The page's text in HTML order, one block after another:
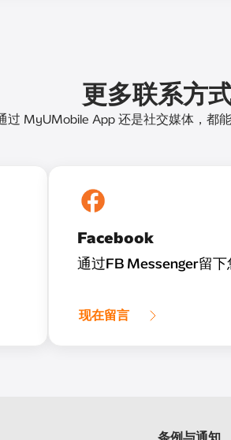
更多联系方
过 MyUMobile App 还是社交媒体，都
Facebook
通过FB Messenger留下
现在留言